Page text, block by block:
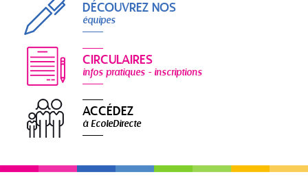
DÉCOUVREZ NOS
équipes
CIRCULAIRES
infos pratiques - inscriptions
ACCÉDEZ
à EcoleDirecte